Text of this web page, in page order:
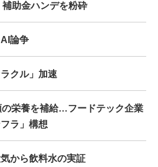
助金ハンデを粉砕
論争
クル」加速
栄養を補給…フードテック企業
ラ」構想
から飲料水の実証